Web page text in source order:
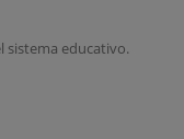
sistema educativo.